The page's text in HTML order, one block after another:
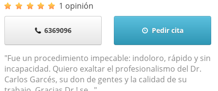
1 opinión
6369096 Pedir cita
"Fue un procedimiento impecable: indoloro, rápido y sin
incapacidad. Quiero exaltar el profesionalismo del Dr.
Carlos Garcés, su don de gentes y la calidad de su